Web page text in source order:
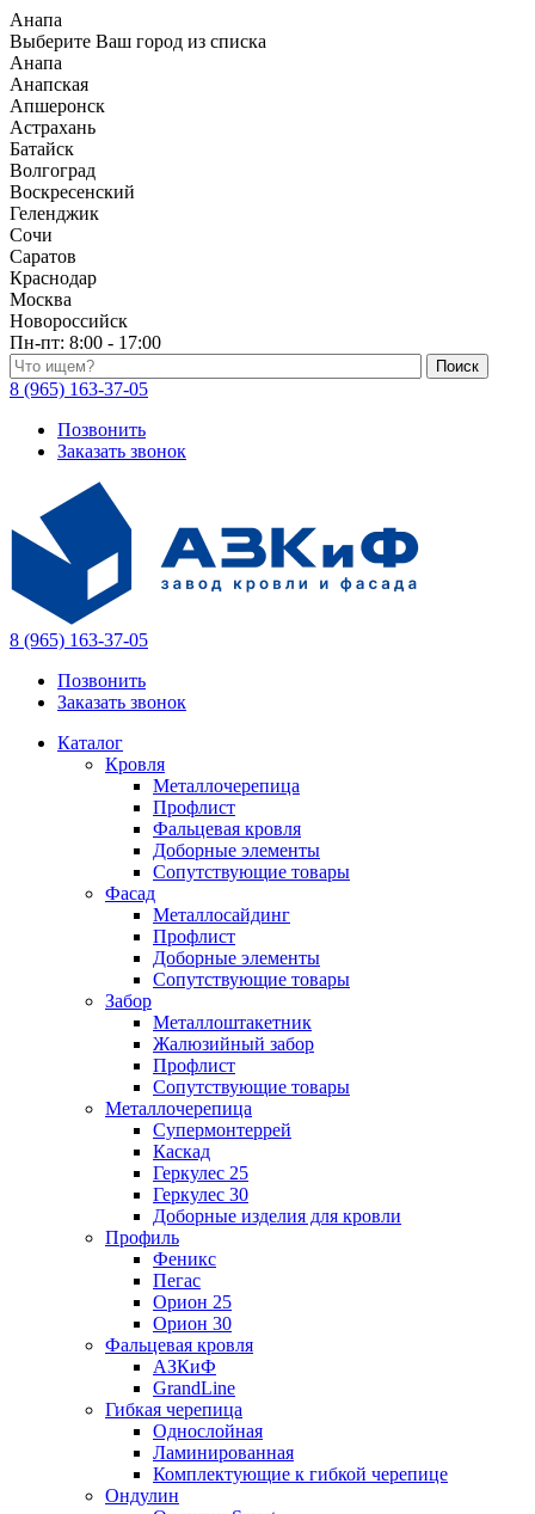
Анапа
Выберите Ваш город из списка
Анапа
Анапская
Апшеронск
Астрахань
Батайск
Волгоград
Воскресенский
Геленджик
Сочи
Саратов
Краснодар
Москва
Новороссийск
Пн-пт: 8:00 - 17:00
Поиск по каталогу
8 (965) 163-37-05
Позвонить
Заказать звонок
8 (965) 163-37-05
Позвонить
Заказать звонок
Каталог
Кровля
Металлочерепица
Профлист
Фальцевая кровля
Доборные элементы
Сопутствующие товары
Фасад
Металлосайдинг
Профлист
Доборные элементы
Сопутствующие товары
Забор
Металлоштакетник
Жалюзийный забор
Профлист
Сопутствующие товары
Металлочерепица
Супермонтеррей
Каскад
Геркулес 25
Геркулес 30
Доборные изделия для кровли
Профиль
Феникс
Пегас
Орион 25
Орион 30
Фальцевая кровля
АЗКиФ
GrandLine
Гибкая черепица
Однослойная
Ламинированная
Комплектующие к гибкой черепице
Ондулин